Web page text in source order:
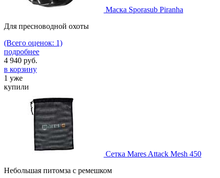
Маска Sporasub Piranha
Для пресноводной охоты
(Всего оценок: 1)
подробнее
4 940 руб.
в корзину
1 уже
купили
Сетка Mares Attack Mеsh 450
Небольшая питомза с ремешком